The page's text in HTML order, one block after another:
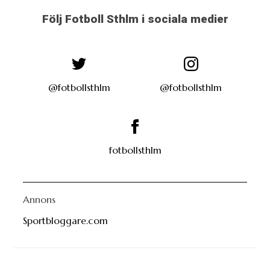
Följ Fotboll Sthlm i sociala medier
@fotbollsthlm @fotbollsthlm
fotbollsthlm
Annons
Sportbloggare.com